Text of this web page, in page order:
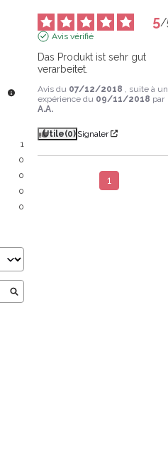
1
0
0
0
0
5/
Avis vérifié
Das Produkt ist sehr gut
verarbeitet.
Avis du 07/12/2018 , suite à
expérience du 09/11/2018 par
A.A.
Utile(0) Signaler
1